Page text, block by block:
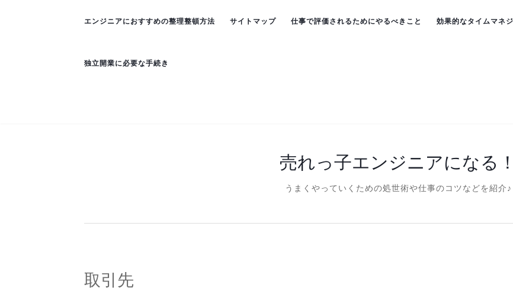
エンジニアにおすすめの整理整頓方法 サイトマップ 仕事で評価されるためにやるべきこと 効果的なタイムマネ
独立開業に必要な手続き
売れっ子エンジニアになる！
うまくやっていくための処世術や仕事のコツなどを紹介♪
取引先